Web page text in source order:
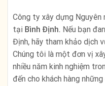
Công ty xây dựng Nguyên
tại Bình Định. Nếu bạn
Định, hãy tham khảo dịch
Chúng tôi là một đơn vị
nhiều năm kinh nghiệm
đến cho khách hàng